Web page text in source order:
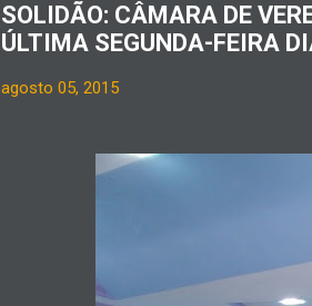
SOLIDÃO: CÂMARA DE
ÚLTIMA SEGUNDA-FEIRA
agosto 05, 2015